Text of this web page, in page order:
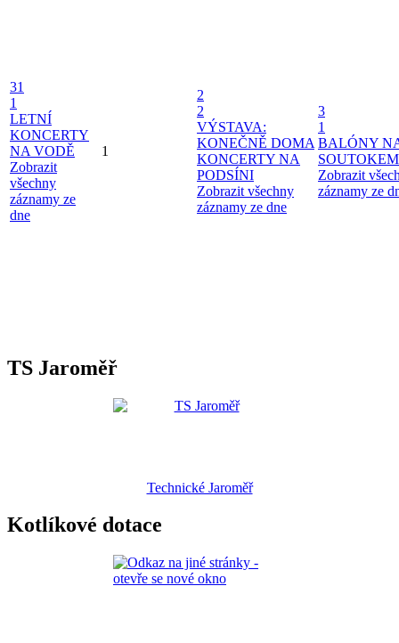
31
1
LETNÍ
KONCERTY
NA VODĚ
Zobrazit
všechny
záznamy ze
dne
1
2
2
VÝSTAVA:
KONEČNĚ DOMA
KONCERTY NA
PODSÍNI
Zobrazit všechny
záznamy ze dne
3
1
BALÓNY
SOUTOKEM
Zobrazit
záznamy ze
TS Jaroměř
Technické Jaroměř
Kotlíkové dotace